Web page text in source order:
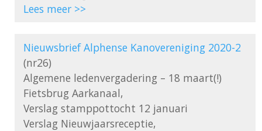
Lees meer >>
Nieuwsbrief Alphense Kanovereniging 2020-2
(nr26)
Algemene ledenvergadering – 18 maart(!)
Fietsbrug Aarkanaal,
Verslag stamppottocht 12 januari
Verslag Nieuwjaarsreceptie,